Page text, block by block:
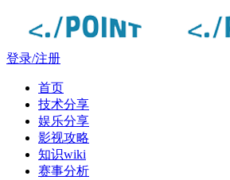
登录/注册
首页
技术分享
娱乐分享
影视攻略
知识wiki
赛事分析